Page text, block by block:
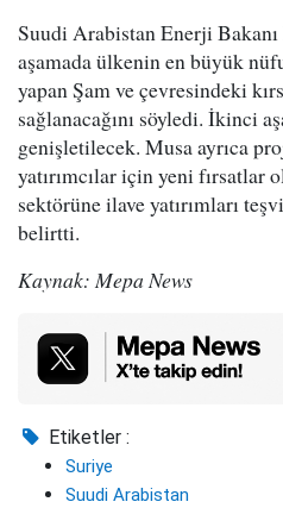
Suudi Arabistan Enerji
aşamada ülkenin en büyük
yapan Şam ve çevresindeki
sağlanacağını söyledi. İkinci
genişletilecek. Musa ayrıca
yatırımcılar için yeni
sektörüne ilave yatırımları
belirtti.
Kaynak: Mepa News
Etiketler :
Suriye
Suudi Arabistan